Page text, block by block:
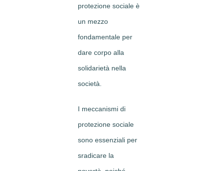
protezione sociale è
un mezzo
fondamentale per
dare corpo alla
solidarietà nella
società.
I meccanismi di
protezione sociale
sono essenziali per
sradicare la